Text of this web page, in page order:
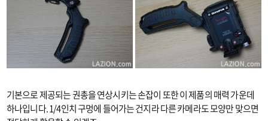
기본으로 제공되는 권총을 연상시키는 손잡이 또한 이 제품의 매력 가운데
하나입니다. 1/4인치 구멍에 들어가는 건지라 다른 카메라도 모양만 맞으면